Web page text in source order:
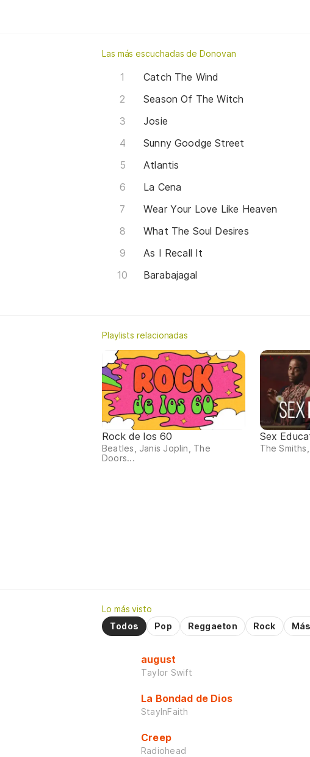
Las más escuchadas de Donovan
Catch The Wind
Season Of The Witch
Josie
Sunny Goodge Street
Atlantis
La Cena
Wear Your Love Like Heaven
What The Soul Desires
As I Recall It
Barabajagal
Playlists relacionadas
Rock de los 60
Beatles, Janis Joplin, The
Doors...
Sex
The
Lo más visto
Todos
Pop Reggaeton Rock Más
august
Taylor Swift
La Bondad de Dios
StayInFaith
Creep
Radiohead